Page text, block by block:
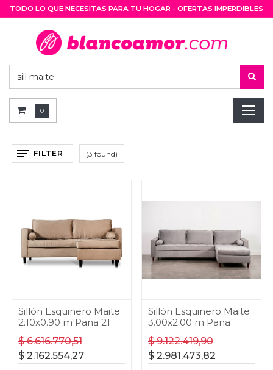
TODO LO QUE NECESITAS PARA TU HOGAR - OFERTAS IMPERDIBLES
0
FILTER (3 found)
Sillón Esquinero Maite
2.10x0.90 m Pana 21
$6.616.770,51
$ 2.162.554,27
Sillón Esquinero Maite
3.00x2.00 m Pana
$9.122.419,90
$ 2.981.473,82